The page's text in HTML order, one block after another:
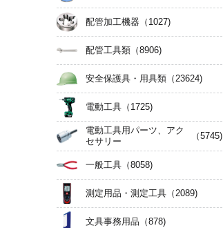
配管加工機器 （1027)
配管工具類 （8906)
安全保護具・用具類 （23624)
電動工具 （1725)
電動工具用パーツ、アク
セサリー
（5745)
一般工具 （8058)
測定用品・測定工具 （2089)
文具事務用品 （878)